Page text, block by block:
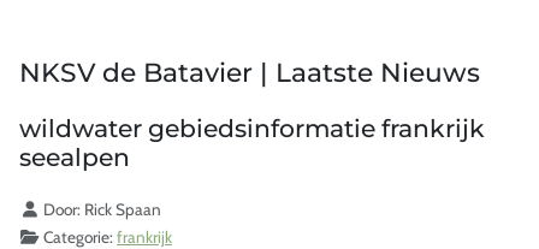
NKSV de Batavier | Laatste Nieuws
wildwater gebiedsinformatie frankrijk
seealpen
Details
Door: Rick Spaan
Categorie:frankrijk